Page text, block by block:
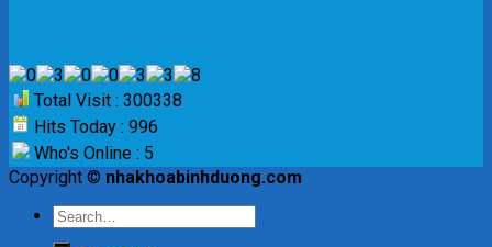
Total Visit : 300338
Hits Today : 996
Who's Online : 5
Copyright © nhakhoabinhduong.com